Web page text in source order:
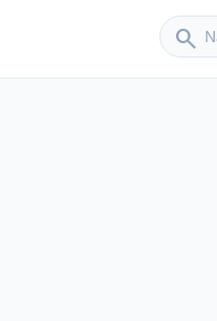
search
Sender